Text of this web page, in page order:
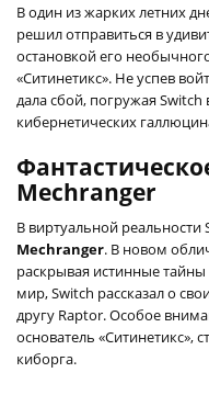
В один из жарких летних
решил отправиться в
остановкой его
«Ситинетикс». Не успев
дала сбой, погружая
кибернетических
Mechranger
В виртуальной
Mechranger. В новом
раскрывая истинные
мир, Switch рассказал о
другу Raptor. Особое
основатель «Ситинетикс»,
киборга.